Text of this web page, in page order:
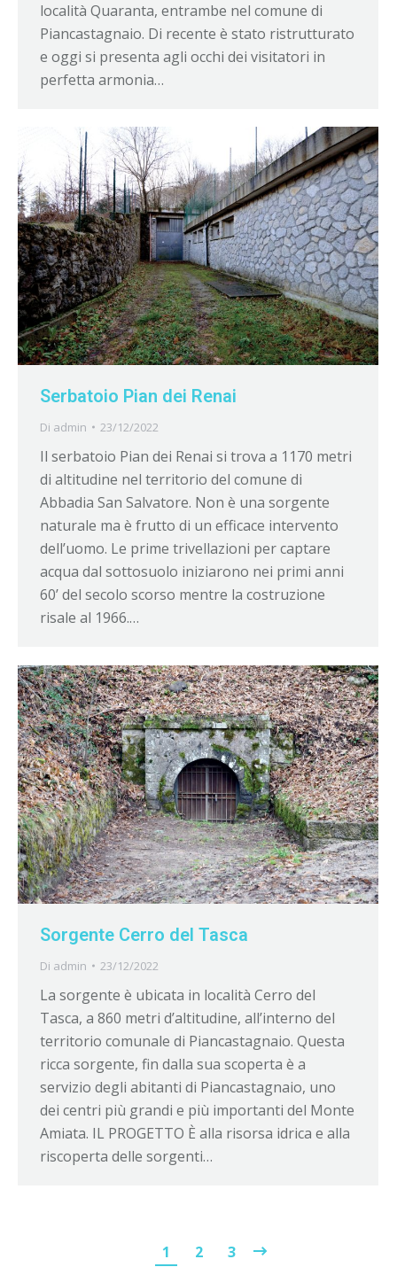
località Quaranta, entrambe nel comune di
Piancastagnaio. Di recente è stato ristrutturato
e oggi si presenta agli occhi dei visitatori in
perfetta armonia…
Serbatoio Pian dei Renai
Di admin 23/12/2022
Il serbatoio Pian dei Renai si trova a 1170 metri
di altitudine nel territorio del comune di
Abbadia San Salvatore. Non è una sorgente
naturale ma è frutto di un efficace intervento
dell’uomo. Le prime trivellazioni per captare
acqua dal sottosuolo iniziarono nei primi anni
60’ del secolo scorso mentre la costruzione
risale al 1966.…
Sorgente Cerro del Tasca
Di admin 23/12/2022
La sorgente è ubicata in località Cerro del
Tasca, a 860 metri d’altitudine, all’interno del
territorio comunale di Piancastagnaio. Questa
ricca sorgente, fin dalla sua scoperta è a
servizio degli abitanti di Piancastagnaio, uno
dei centri più grandi e più importanti del Monte
Amiata. IL PROGETTO È alla risorsa idrica e alla
riscoperta delle sorgenti…
1 2 3